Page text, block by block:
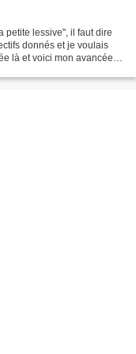
petite lessive", il faut dire
donnés et je voulais
là et voici mon avancée